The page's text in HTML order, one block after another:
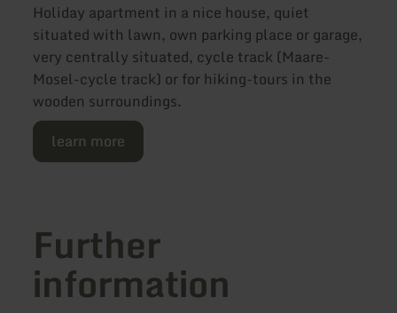
Holiday apartment in a nice house, quiet
situated with lawn, own parking place or garage,
very centrally situated, cycle track (Maare-
Mosel-cycle track) or for hiking-tours in the
wooden surroundings.
learn more
Further
information